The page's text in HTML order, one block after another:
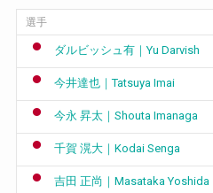
選手
ダルビッシュ有｜Yu Darvish
今井達也｜Tatsuya Imai
今永 昇太｜Shouta Imanaga
千賀 滉大｜Kodai Senga
吉田 正尚｜Masataka Yoshida